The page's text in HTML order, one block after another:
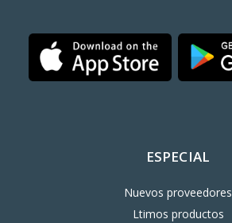
ESPECIAL
Nuevos proveedores
Ltimos productos